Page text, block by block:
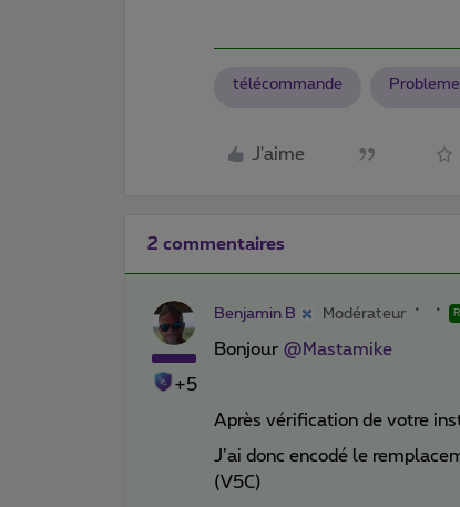
télécommande Probleme
J'aime
2 commentaires
+5
Benjamin B Modérateur
Bonjour @Mastamike
Après vérification de votre
J’ai donc encodé le
(V5C)